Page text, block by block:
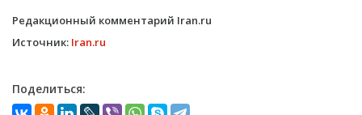
Редакционный комментарий Iran.ru
Источник: Iran.ru
Поделиться: